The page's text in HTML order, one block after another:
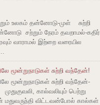
உலகம் தன்னோடு-முள் சுற்றி
சற்றும் நேரம் தவறாமல்-கதிர்
வாராமல் இற்றை வரையில
மூன்றுநாடுகள் சுற்றி வந்தேன்!
மூன்றுநாடுகள் சுற்றி வந்தேன்-
கால்வலியும் பெற்று
விட்டவன்போல் கால்கள்